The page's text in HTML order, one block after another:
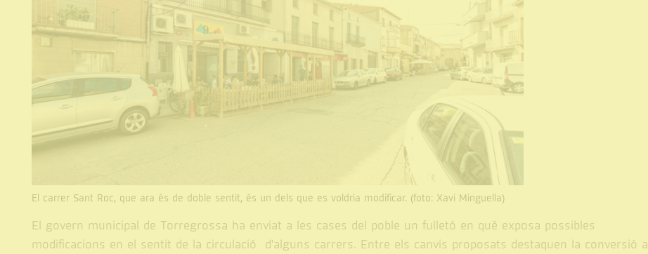
El carrer Sant Roc, que ara és de doble sentit, és un dels que es voldria modificar. (foto: Xavi Minguella)
El govern municipal de Torregrossa ha enviat a les cases del poble un fulletó en què exposa possibles
modificacions en el sentit de la circulació d'alguns carrers. Entre els canvis proposats destaquen la conversió a